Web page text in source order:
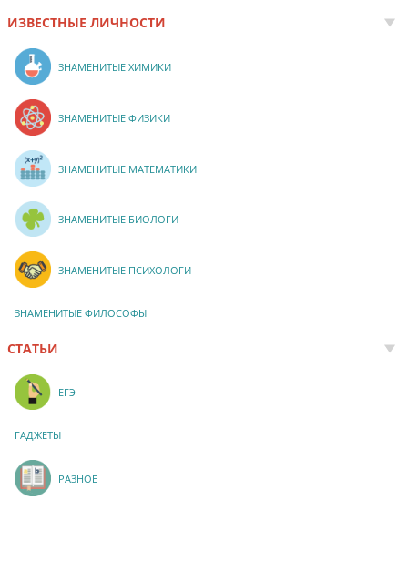
ИЗВЕСТНЫЕ ЛИЧНОСТИ
ЗНАМЕНИТЫЕ ХИМИКИ
ЗНАМЕНИТЫЕ ФИЗИКИ
ЗНАМЕНИТЫЕ МАТЕМАТИКИ
ЗНАМЕНИТЫЕ БИОЛОГИ
ЗНАМЕНИТЫЕ ПСИХОЛОГИ
ЗНАМЕНИТЫЕ ФИЛОСОФЫ
СТАТЬИ
ЕГЭ
ГАДЖЕТЫ
РАЗНОЕ